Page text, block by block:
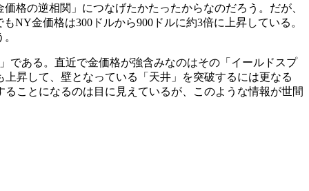
格の逆相関」につなげたかたったからなのだろう。だが、
NY金価格は300ドルから900ドルに約3倍に上昇している。
である。直近で金価格が強含みなのはその「イールドスプ
昇して、壁となっている「天井」を突破するには更なる
ことになるのは目に見えているが、このような情報が世間